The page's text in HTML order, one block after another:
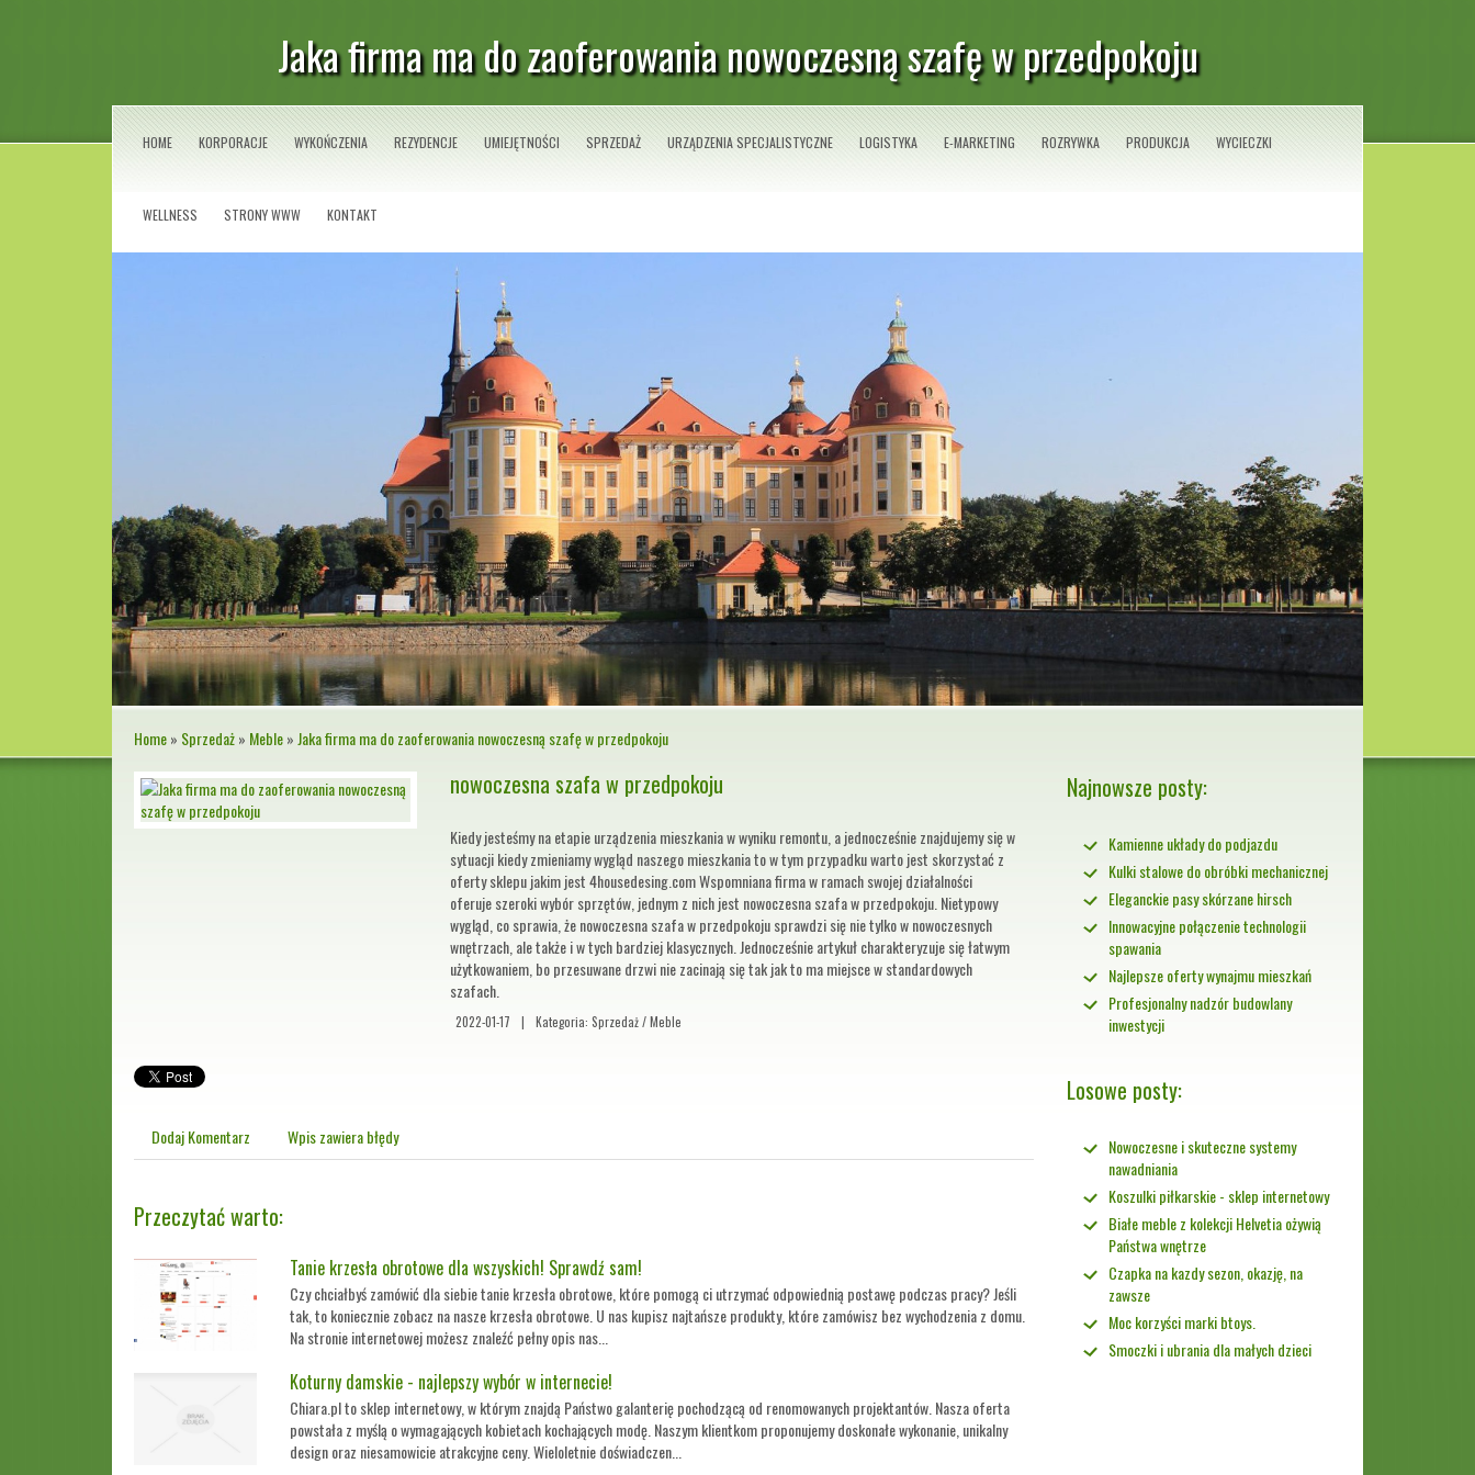
Jaka firma ma do zaoferowania nowoczesną szafę w przedpokoju
HOME KORPORACJE WYKOŃCZENIA REZYDENCJE UMIEJĘTNOŚCI SPRZEDAŻ URZĄDZENIA SPECJALISTYCZNE LOGISTYKA E-MARKETING ROZRYWKA PRODUKCJA WYCIECZKI
WELLNESS STRONY WWW KONTAKT
Home» Sprzedaż» Meble»Jaka firma ma do zaoferowania nowoczesną szafę w przedpokoju
nowoczesna szafa w przedpokoju
Kiedy jesteśmy na etapie urządzenia mieszkania w wyniku remontu, a jednocześnie znajdujemy się w
sytuacji kiedy zmieniamy wygląd naszego mieszkania to w tym przypadku warto jest skorzystać z
oferty sklepu jakim jest 4housedesing.com Wspomniana firma w ramach swojej działalności
oferuje szeroki wybór sprzętów, jednym z nich jest nowoczesna szafa w przedpokoju. Nietypowy
wygląd, co sprawia, że nowoczesna szafa w przedpokoju sprawdzi się nie tylko w nowoczesnych
wnętrzach, ale także i w tych bardziej klasycznych. Jednocześnie artykuł charakteryzuje się łatwym
użytkowaniem, bo przesuwane drzwi nie zacinają się tak jak to ma miejsce w standardowych
szafach.
2022-01-17 | Kategoria: Sprzedaż / Meble
Dodaj Komentarz Wpis zawiera błędy
Przeczytać warto:
Tanie krzesła obrotowe dla wszyskich! Sprawdź sam!
Czy chciałbyś zamówić dla siebie tanie krzesła obrotowe, które pomogą ci utrzymać odpowiednią postawę podczas pracy? Jeśli
tak, to koniecznie zobacz na nasze krzesła obrotowe. U nas kupisz najtańsze produkty, które zamówisz bez wychodzenia z domu.
Na stronie internetowej możesz znaleźć pełny opis nas...
Koturny damskie - najlepszy wybór w internecie!
Chiara.pl to sklep internetowy, w którym znajdą Państwo galanterię pochodzącą od renomowanych projektantów. Nasza oferta
powstała z myślą o wymagających kobietach kochających modę. Naszym klientkom proponujemy doskonałe wykonanie, unikalny
design oraz niesamowicie atrakcyjne ceny. Wieloletnie doświadczen...
Najnowsze posty:
Kamienne układy do podjazdu
Kulki stalowe do obróbki mechanicznej
Eleganckie pasy skórzane hirsch
Innowacyjne połączenie technologii
spawania
Najlepsze oferty wynajmu mieszkań
Profesjonalny nadzór budowlany
inwestycji
Losowe posty:
Nowoczesne i skuteczne systemy
nawadniania
Koszulki piłkarskie - sklep internetowy
Białe meble z kolekcji Helvetia ożywią
Państwa wnętrze
Czapka na kazdy sezon, okazję, na
zawsze
Moc korzyści marki btoys.
Smoczki i ubrania dla małych dzieci